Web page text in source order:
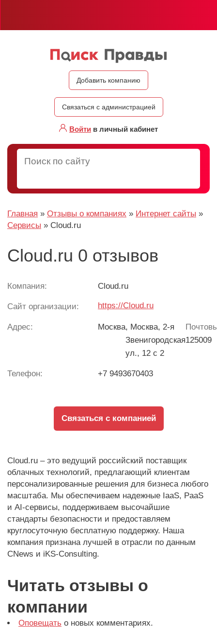
Добавить компанию
Связаться с администрацией
Войти в личный кабинет
Главная » Отзывы о компаниях » Интернет сайты »
Сервисы » Cloud.ru
Cloud.ru 0 отзывов
Компания: Cloud.ru
Сайт организации: https://Cloud.ru
Адрес: Москва, Москва, 2-я
Звенигородская
ул., 12 с 2
125009
Телефон: +7 9493670403
Связаться с компанией
Cloud.ru – это ведущий российский поставщик
облачных технологий, предлагающий клиентам
персонализированные решения для бизнеса любого
масштаба. Мы обеспечиваем надежные IaaS, PaaS
и AI-сервисы, поддерживаем высочайшие
стандарты безопасности и предоставляем
круглосуточную бесплатную поддержку. Наша
компания признана лучшей в отрасли по данным
CNews и iKS-Consulting.
Читать отзывы о
компании
Оповещать о новых комментариях.